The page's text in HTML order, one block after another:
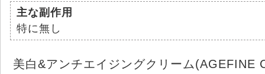
主な副作用
特に無し
美白&アンチエイジングクリーム(AGEFINE